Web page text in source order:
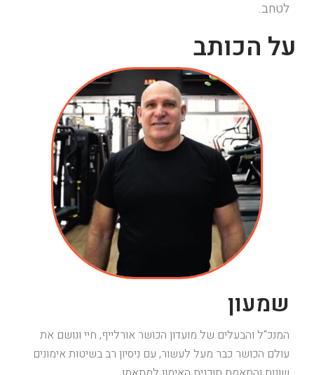
לטחב.
על הכותב
שמעון
המנכ"ל והבעלים של מועדון הכושר אורלייף, חיי ונושם את
עולם הכושר כבר מעל לעשור, עם ניסיון רב בשיטות אימונים